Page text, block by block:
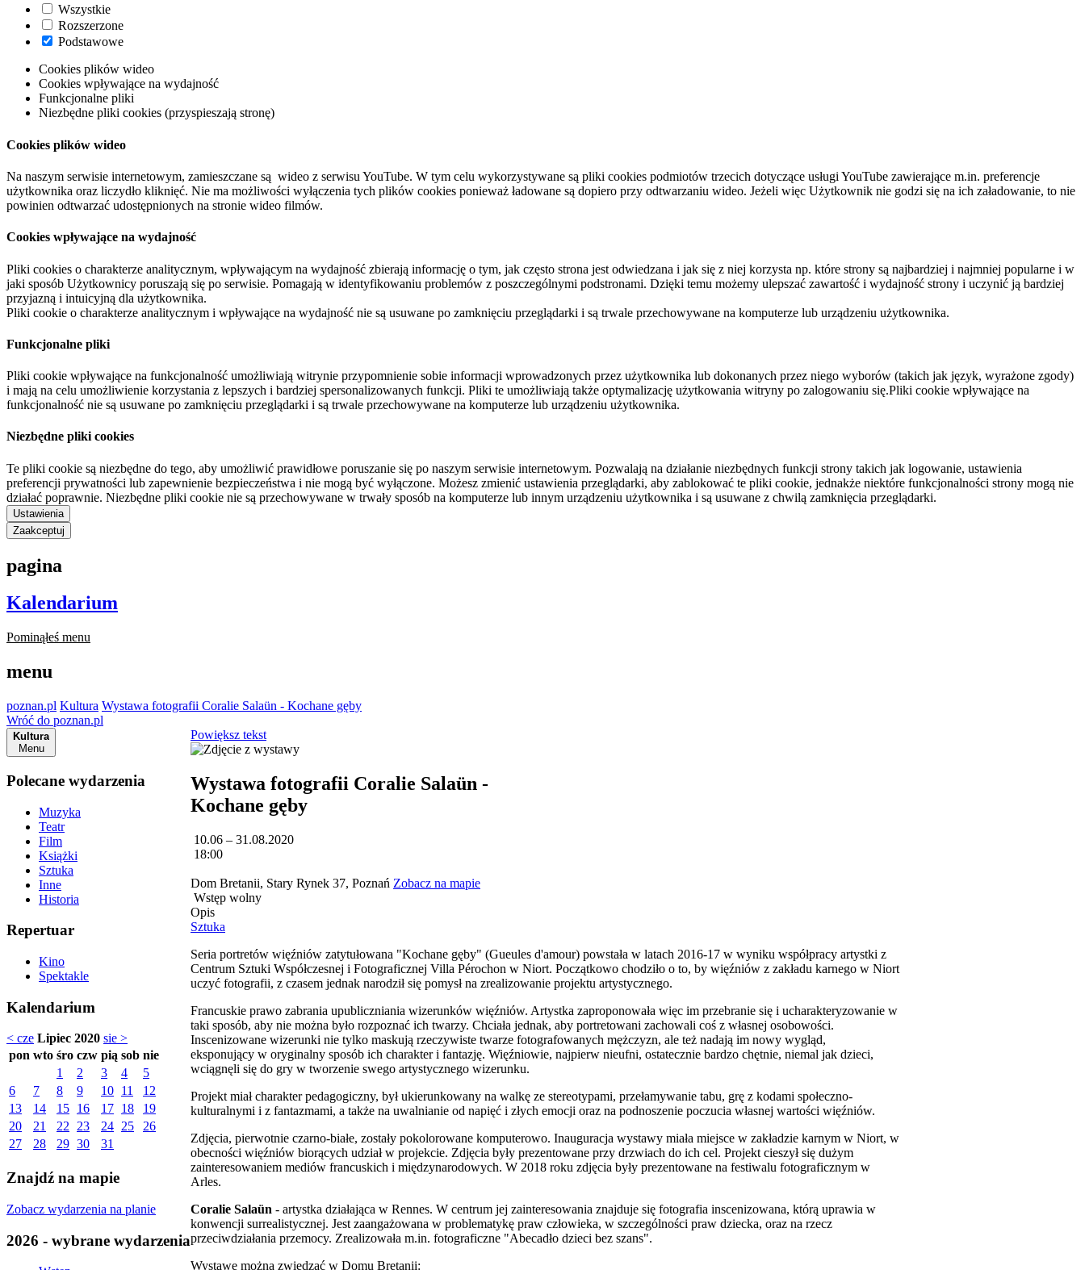
Wszystkie
Rozszerzone
Podstawowe
Cookies plików wideo
Cookies wpływające na wydajność
Funkcjonalne pliki
Niezbędne pliki cookies (przyspieszają stronę)
Cookies plików wideo
Na naszym serwisie internetowym, zamieszczane są wideo z serwisu YouTube. W tym celu wykorzystywane są pliki cookies podmiotów trzecich dotyczące usługi YouTube zawierające m.in. preferencje
użytkownika oraz liczydło kliknięć. Nie ma możliwości wyłączenia tych plików cookies ponieważ ładowane są dopiero przy odtwarzaniu wideo. Jeżeli więc Użytkownik nie godzi się na ich załadowanie, to nie
powinien odtwarzać udostępnionych na stronie wideo filmów.
Cookies wpływające na wydajność
Pliki cookies o charakterze analitycznym, wpływającym na wydajność zbierają informację o tym, jak często strona jest odwiedzana i jak się z niej korzysta np. które strony są najbardziej i najmniej popularne i w
jaki sposób Użytkownicy poruszają się po serwisie. Pomagają w identyfikowaniu problemów z poszczególnymi podstronami. Dzięki temu możemy ulepszać zawartość i wydajność strony i uczynić ją bardziej
przyjazną i intuicyjną dla użytkownika.
Pliki cookie o charakterze analitycznym i wpływające na wydajność nie są usuwane po zamknięciu przeglądarki i są trwale przechowywane na komputerze lub urządzeniu użytkownika.
Funkcjonalne pliki
Pliki cookie wpływające na funkcjonalność umożliwiają witrynie przypomnienie sobie informacji wprowadzonych przez użytkownika lub dokonanych przez niego wyborów (takich jak język, wyrażone zgody)
i mają na celu umożliwienie korzystania z lepszych i bardziej spersonalizowanych funkcji. Pliki te umożliwiają także optymalizację użytkowania witryny po zalogowaniu się.Pliki cookie wpływające na
funkcjonalność nie są usuwane po zamknięciu przeglądarki i są trwale przechowywane na komputerze lub urządzeniu użytkownika.
Niezbędne pliki cookies
Te pliki cookie są niezbędne do tego, aby umożliwić prawidłowe poruszanie się po naszym serwisie internetowym. Pozwalają na działanie niezbędnych funkcji strony takich jak logowanie, ustawienia
preferencji prywatności lub zapewnienie bezpieczeństwa i nie mogą być wyłączone. Możesz zmienić ustawienia przeglądarki, aby zablokować te pliki cookie, jednakże niektóre funkcjonalności strony mogą nie
działać poprawnie. Niezbędne pliki cookie nie są przechowywane w trwały sposób na komputerze lub innym urządzeniu użytkownika i są usuwane z chwilą zamknięcia przeglądarki.
Ustawienia
Zaakceptuj
pagina
Kalendarium
Pominąłeś menu
menu
poznan.pl Kultura Wystawa fotografii Coralie Salaün - Kochane gęby
Wróć do poznan.pl
Kultura
Menu
Polecane wydarzenia
Muzyka
Teatr
Film
Książki
Sztuka
Inne
Historia
Repertuar
Kino
Spektakle
Kalendarium
< cze Lipiec 2020 sie >
pon wto śro czw pią sob nie
1
2 3 4
5
6
7 8 9 10 11
12
13
14 15 16 17 18
19
20
21 22 23 24 25
26
27
28 29 30 31
Znajdź na mapie
Zobacz wydarzenia na planie
2026 - wybrane wydarzenia
Powiększ tekst
Wystawa fotografii Coralie Salaün -
Kochane gęby
10.06 – 31.08.2020
18:00
Dom Bretanii, Stary Rynek 37, Poznań Zobacz na mapie
Wstęp wolny
Opis
Sztuka
Seria portretów więźniów zatytułowana "Kochane gęby" (Gueules d'amour) powstała w latach 2016-17 w wyniku współpracy artystki z
Centrum Sztuki Współczesnej i Fotograficznej Villa Pérochon w Niort. Początkowo chodziło o to, by więźniów z zakładu karnego w Niort
uczyć fotografii, z czasem jednak narodził się pomysł na zrealizowanie projektu artystycznego.
Francuskie prawo zabrania upubliczniania wizerunków więźniów. Artystka zaproponowała więc im przebranie się i ucharakteryzowanie w
taki sposób, aby nie można było rozpoznać ich twarzy. Chciała jednak, aby portretowani zachowali coś z własnej osobowości.
Inscenizowane wizerunki nie tylko maskują rzeczywiste twarze fotografowanych mężczyzn, ale też nadają im nowy wygląd,
eksponujący w oryginalny sposób ich charakter i fantazję. Więźniowie, najpierw nieufni, ostatecznie bardzo chętnie, niemal jak dzieci,
wciągnęli się do gry w tworzenie swego artystycznego wizerunku.
Projekt miał charakter pedagogiczny, był ukierunkowany na walkę ze stereotypami, przełamywanie tabu, grę z kodami społeczno-
kulturalnymi i z fantazmami, a także na uwalnianie od napięć i złych emocji oraz na podnoszenie poczucia własnej wartości więźniów.
Zdjęcia, pierwotnie czarno-białe, zostały pokolorowane komputerowo. Inauguracja wystawy miała miejsce w zakładzie karnym w Niort, w
obecności więźniów biorących udział w projekcie. Zdjęcia były prezentowane przy drzwiach do ich cel. Projekt cieszył się dużym
zainteresowaniem mediów francuskich i międzynarodowych. W 2018 roku zdjęcia były prezentowane na festiwalu fotograficznym w
Arles.
Coralie Salaün - artystka działająca w Rennes. W centrum jej zainteresowania znajduje się fotografia inscenizowana, którą uprawia w
konwencji surrealistycznej. Jest zaangażowana w problematykę praw człowieka, w szczególności praw dziecka, oraz na rzecz
przeciwdziałania przemocy. Zrealizowała m.in. fotograficzne "Abecadło dzieci bez szans".
Wystawę można zwiedzać w Domu Bretanii: